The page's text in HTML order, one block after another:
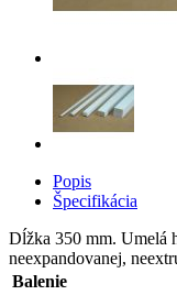
Popis
Špecifikácia
Dĺžka 350 mm. Umelá
neexpandovanej,
Balenie